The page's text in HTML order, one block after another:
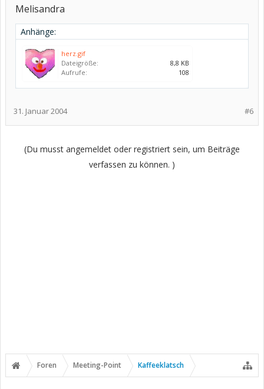
Melisandra
Anhänge:
herz.gif
Dateigröße:
8,8 KB
Aufrufe:
108
#6
31. Januar 2004
(Du musst angemeldet oder registriert sein, um Beiträge
verfassen zu können. )
Foren Meeting-Point Kaffeeklatsch